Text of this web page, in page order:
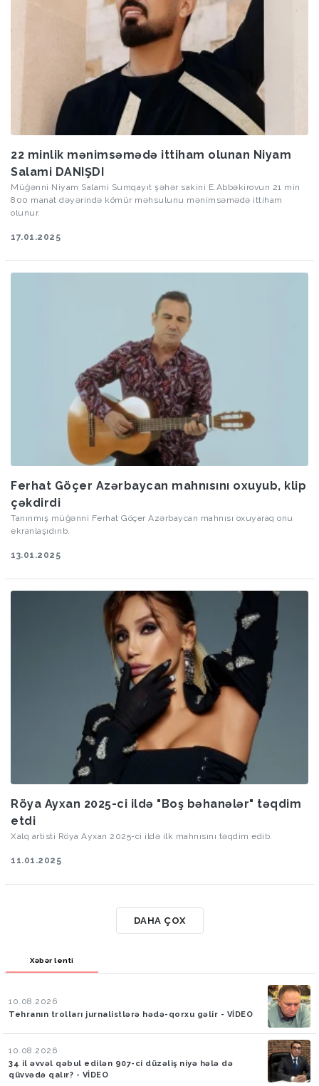
22 minlik mənimsəmədə ittiham olunan Niyam
Salami DANIŞDI
Müğənni Niyam Salami Sumqayıt şəhər sakini E.Abbəkirovun 21 min
800 manat dəyərində kömür məhsulunu mənimsəmədə ittiham
olunur.
17.01.2025
Ferhat Göçer Azərbaycan mahnısını oxuyub, klip
çəkdirdi
Tanınmış müğənni Ferhat Göçer Azərbaycan mahnısı oxuyaraq onu
ekranlaşıdırıb.
13.01.2025
Röya Ayxan 2025-ci ildə "Boş bəhanələr" təqdim
etdi
Xalq artisti Röya Ayxan 2025-ci ildə ilk mahnısını təqdim edib.
11.01.2025
DAHA ÇOX
Xəbər lenti
10.08.2026
Tehranın trolları jurnalistlərə hədə-qorxu gəlir - VİDEO
10.08.2026
34 il əvvəl qəbul edilən 907-ci düzəliş niyə hələ də
qüvvədə qalır? - VİDEO